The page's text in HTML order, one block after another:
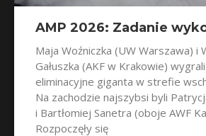
AMP 2026: Zadanie
Maja Woźniczka (UW Warszawa) i
Gałuszka (AKF w Krakowie)
eliminacyjne giganta w strefie
Na zachodzie najszybsi byli
i Bartłomiej Sanetra (oboje AWF
Rozpoczęły się